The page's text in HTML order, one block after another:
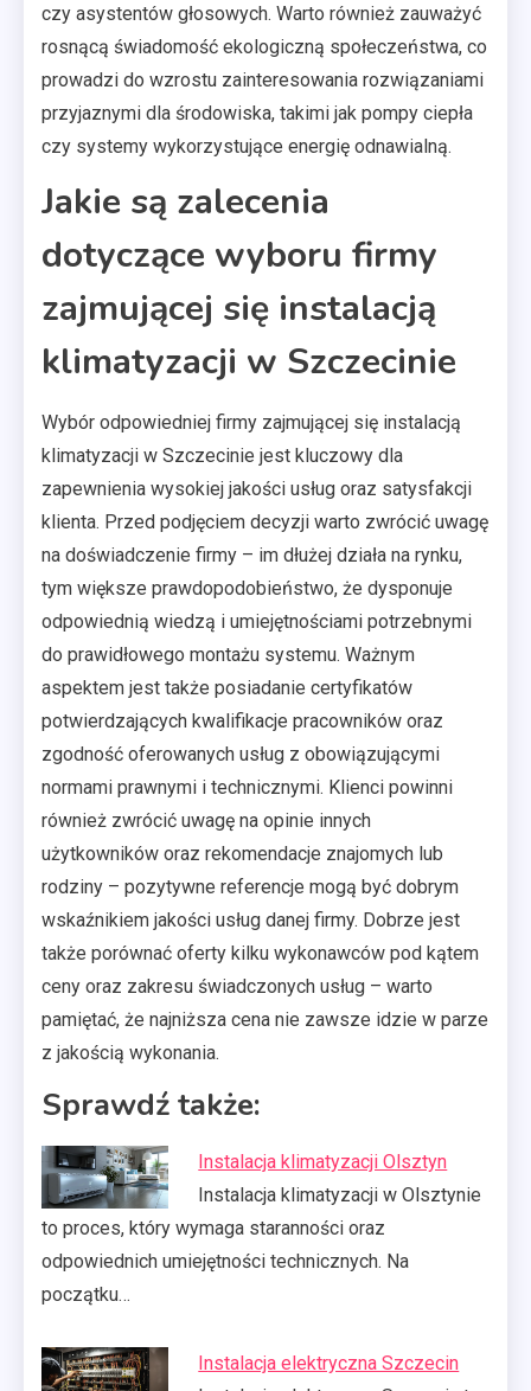
czy asystentów głosowych. Warto również zauważyć
rosnącą świadomość ekologiczną społeczeństwa, co
prowadzi do wzrostu zainteresowania rozwiązaniami
przyjaznymi dla środowiska, takimi jak pompy ciepła
czy systemy wykorzystujące energię odnawialną.
Jakie są zalecenia
dotyczące wyboru firmy
zajmującej się instalacją
klimatyzacji w Szczecinie
Wybór odpowiedniej firmy zajmującej się instalacją
klimatyzacji w Szczecinie jest kluczowy dla
zapewnienia wysokiej jakości usług oraz satysfakcji
klienta. Przed podjęciem decyzji warto zwrócić uwagę
na doświadczenie firmy – im dłużej działa na rynku,
tym większe prawdopodobieństwo, że dysponuje
odpowiednią wiedzą i umiejętnościami potrzebnymi
do prawidłowego montażu systemu. Ważnym
aspektem jest także posiadanie certyfikatów
potwierdzających kwalifikacje pracowników oraz
zgodność oferowanych usług z obowiązującymi
normami prawnymi i technicznymi. Klienci powinni
również zwrócić uwagę na opinie innych
użytkowników oraz rekomendacje znajomych lub
rodziny – pozytywne referencje mogą być dobrym
wskaźnikiem jakości usług danej firmy. Dobrze jest
także porównać oferty kilku wykonawców pod kątem
ceny oraz zakresu świadczonych usług – warto
pamiętać, że najniższa cena nie zawsze idzie w parze
z jakością wykonania.
Sprawdź także:
Instalacja klimatyzacji Olsztyn
Instalacja klimatyzacji w Olsztynie
to proces, który wymaga staranności oraz
odpowiednich umiejętności technicznych. Na
początku…
Instalacja elektryczna Szczecin